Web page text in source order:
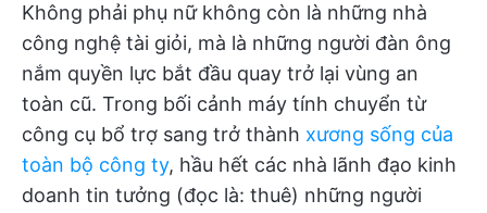
Không phải phụ nữ không còn là những nhà
công nghệ tài giỏi, mà là những người đàn ông
nắm quyền lực bắt đầu quay trở lại vùng an
toàn cũ. Trong bối cảnh máy tính chuyển từ
công cụ bổ trợ sang trở thành xương sống của
toàn bộ công ty, hầu hết các nhà lãnh đạo kinh
doanh tin tưởng (đọc là: thuê) những người